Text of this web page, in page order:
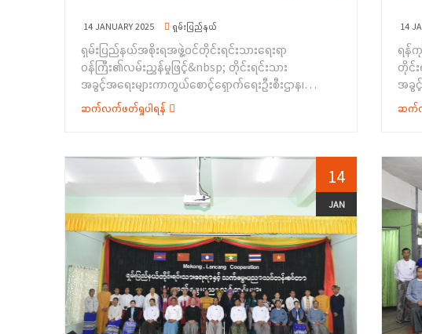
ဖိတ်ကြားထားသူများနှင့် အခြေခံပညာအထက်တန်းကျောင်း
(လှိုင်းဘွဲ့) မှ ကျောင်းသား/ကျောင်းသူများ၊ ရပ်မိ၊ ရပ်ဖများ
အပါဝင် ကရင်တိုင်းရင်းသား (၆၁)ဦး၊&nbsp; ဗမာ
တိုင်းရင်းသား(၇၇)ဦး၊ မွန်တိုင်းရင်းသား(၃)ဦး၊ ပအိုဝ့်
တိုင်းရင်းသား (၂)ဦး စုစုပေါင်း (၁၄၃)ဦး တက်ရောက်ခဲ့ကြ
ကြောင်း သိရှိရပါသည်။
သား
အက
သည့်
အသိ
ထို့
စော
ကြ
အခွ
နည်း
အမှတ်
အခ
မြို့
ဥက္က
ပါသ
လူမှုဝန်ထမ်းဦးစီးဌာနမှ ညွှန်ကြားရေးမှူး ဦးမြင့်ဇော်က
ကလေးသူငယ်အခွင့်အရေး၊ သက်ကြီးရွယ်အိုအခွင့်အရေး၊
လူငယ်ရေးရာမူဝါဒ၊ ရှေးဦးအရွယ်ကလေးငယ်ပြုစု
ပျိုးထောင်ရေးနှင့် ဖွံ့ဖြိုးမှုဆိုင်ရာမူဝါဒတို့ကိုလည်းကောင်း၊
ပတ်ဝန်းကျင်ထိန်းသိမ်းရေးဦးစီးဌာနမှ ဒုတိယညွှန်ကြားရေး
လည်းကောင်း၊ တိုင်းရင်းသားစာပေနှင့် ယဉ်ကျေးမှုဦးစီးဌာန၊
ရခိုင်ပြည်နယ်ညွှန်ကြားရေးမှူးရုံးမှ လက်ထောက်ညွှန်ကြား
ရေးမှူး၊ ဦးလှထွန်းစိန်က တိုင်းရင်းသားစာပေနှင့်ယဉ်ကျေးမှု
ဉီးစီးဌာန၏ လုပ်ငန်းဆောင်ရွက်ချက်များ၊ Teaching
Assistant(TA)နှင့် Language Teacher(LT) ခန့်ထားမှု
အကြောင်း တို့ကိုလည်းကောင်း အသီးသီးရှင်းလင်းပြောကြား
ခဲ့ပါသည်။ ထို့နောက် ရပ်ရွာအခြေပြုအသက် မွေး
ဝမ်းကျောင်းပညာလိုအပ်ချက်စစ်တမ်းကောက်ယူခဲ့ရာ ဒေသခံ
တိုင်းရင်းသား (၆၅) ဦးတို့က ဖြေဆိုခဲ့ကြကြောင်း သိရှိရ
ပါသည်။&nbsp;
ဦး
ဦးအ
ပါသ
ပြိုင်
ကဗျ
ကျေ
ချီး
ပေ
မြင့်
ပါသ
ဝါ
ပြီး
ကို ဆ
14 JANUARY 2025 ရှမ်းပြည်နယ်
ရှမ်းပြည်နယ်အစိုးရအဖွဲ့ဝင်တိုင်းရင်းသားရေးရာ
ဝန်ကြီး၏လမ်းညွှန်မှုဖြင့်&nbsp; တိုင်းရင်းသား
အခွင့်အရေးများကာကွယ်စောင့်ရှောက်ရေးဦးစီးဌာန၊
ရှမ်းပြည်နယ် ညွှန်ကြားရေးမှူးရုံးမှဦးစီး၍ ရှမ်းပြည်နယ်
အစိုးရအဖွဲ့၏ ခွင့်ပြုဘဏ္ဍာရန်ပုံငွေဖြင့် တိုင်းရင်းသားရေးရာ
အသက်မွေးဝမ်းကျောင်းပညာလိုအပ်ချက်တို့ကိုဆန်းစစ်စီမံ
ခြင်း အစီအစဉ်ကို ၃၁-၁၂-၂၀၂၄ ရက်နေ့တွင် ရှမ်းပြည်နယ်
(တောင်ပိုင်း)၊ နမ့်စန်ခရိုင်၊ နမ့်စန်မြို့နယ်၊ နမ့်လစ်
ကျေးရွာအုပ်စု၊ လွယ်ဆိုင်ကျေးရွာ ဘုန်းကြီးကျောင်း၌
ကျင်းပပြုလုပ်ခဲ့ပါသည်။&nbsp;အခမ်းအနားတွင်
ရှမ်းပြည်နယ်အစိုးရအဖွဲ့ဝင်၊ တိုင်းရင်းသားရေးရာဝန်ကြီး ဦး
အောင်ကြည်ဝင်းက အဖွင့်အမှာစကားပြောကြားခဲ့ပြီး၊ နမ့်စန်
မြို့နယ်အထွေထွေအုပ်ချုပ်ရေးဦးစီး ဌာနမှ မြို့နယ်အုပ်ချုပ်
ရေးမှူး ဦးနေမျိုးထွန်းက အမှာစကားပြောကြားခဲ့ပါသည်။
ဆက်လက်၍ တိုင်းရင်းသားအခွင့်အရေးများကာကွယ်
စောင့်ရှောက်ရေးဦးစီးဌာန၊ ရှမ်းပြည်နယ်ညွှန်ကြားရေး မှူးရုံး
ဆက်လက်ဖတ်ရှုပါရန်
14
ရန်
တိုင်း
အခွင့်
ရန်
ရန်
စွမ်း
နံ
ကြီ
ပြုလု
အခွ
ကြာ
ရေး
အခမ်
လူမ
နည်း
ဆက်
14
JAN